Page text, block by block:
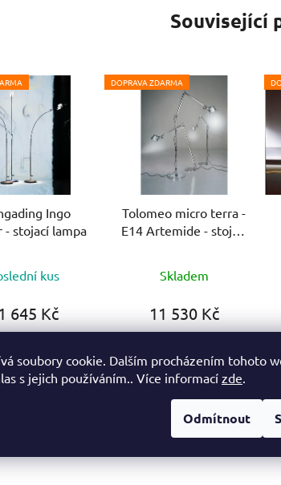
soubory cookie. Dalším procházením tohoto
s jejich používáním.. Více informacízde
Odmítnout
Související
Ingo
- stojací lampa
hodnocení
produktu
je
z
5
kus
645 Kč
DETAIL
DOPRAVA ZDARMA
Tolomeo micro terra -
E14 Artemide - stojací
Skladem
11 530 Kč
DO KOŠÍKU